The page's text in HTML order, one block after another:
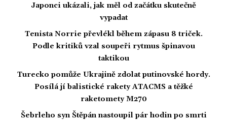
Japonci ukázali, jak měl od začátku skutečně
vypadat
Tenista Norrie převlékl během zápasu 8 triček.
Podle kritiků vzal soupeři rytmus špinavou
taktikou
Turecko pomůže Ukrajině zdolat putinovské hordy.
Posílá jí balistické rakety ATACMS a těžké
raketomety M270
Šebrleho syn Štěpán nastoupil pár hodin po smrti